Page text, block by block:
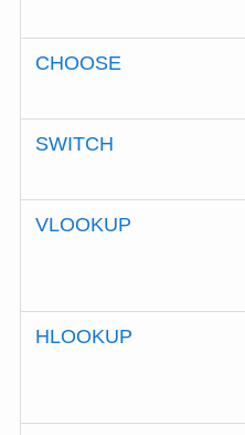
CHOOSE
SWITCH
VLOOKUP
HLOOKUP